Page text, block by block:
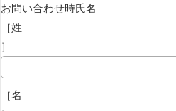
お問い合わせ時氏名
［姓
］
［名